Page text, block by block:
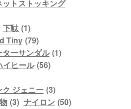
トストッキング
下駄 (1)
Tiny (79)
ーサンダル (1)
イヒール (56)
ジェニー (3)
(3) ナイロン (50)